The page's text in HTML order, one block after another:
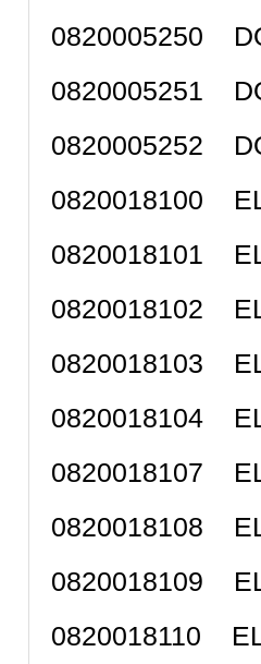
0820005250
0820005251
0820005252
0820018100
0820018101
0820018102
0820018103
0820018104
0820018107
0820018108
0820018109
0820018110